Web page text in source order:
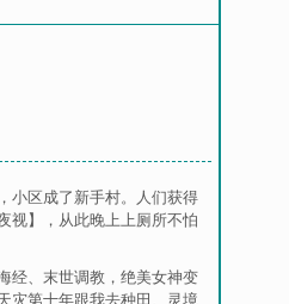
小区成了新手村。人们获得
视】，从此晚上上厕所不怕
经、 末世调教，绝美女神变
灾第十年跟我去种田 、 灵境